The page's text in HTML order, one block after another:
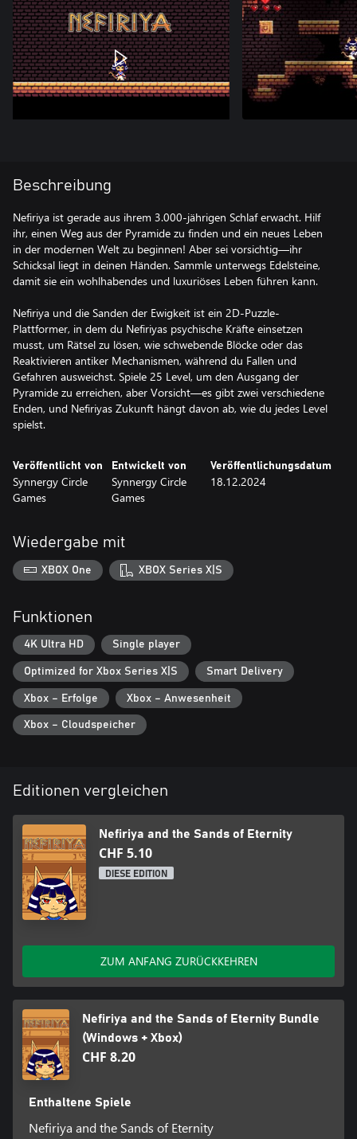
Beschreibung
Nefiriya ist gerade aus ihrem 3.000-jährigen Schlaf erwacht. Hilf
ihr, einen Weg aus der Pyramide zu finden und ein neues Leben
in der modernen Welt zu beginnen! Aber sei vorsichtig—ihr
Schicksal liegt in deinen Händen. Sammle unterwegs Edelsteine,
damit sie ein wohlhabendes und luxuriöses Leben führen kann.
Nefiriya und die Sanden der Ewigkeit ist ein 2D-Puzzle-
Plattformer, in dem du Nefiriyas psychische Kräfte einsetzen
musst, um Rätsel zu lösen, wie schwebende Blöcke oder das
Reaktivieren antiker Mechanismen, während du Fallen und
Gefahren ausweichst. Spiele 25 Level, um den Ausgang der
Pyramide zu erreichen, aber Vorsicht—es gibt zwei verschiedene
Enden, und Nefiriyas Zukunft hängt davon ab, wie du jedes Level
spielst.
Veröffentlicht von
Synnergy Circle
Games
Entwickelt von
Synnergy Circle
Games
Veröffentlichungsdatum
18.12.2024
Wiedergabe mit
XBOX One XBOX Series X|S
Funktionen
4K Ultra HD Single player
Optimized for Xbox Series X|S Smart Delivery
Xbox – Erfolge Xbox – Anwesenheit
Xbox – Cloudspeicher
Editionen vergleichen
Nefiriya and the Sands of Eternity
CHF 5.10
DIESE EDITION
ZUM ANFANG ZURÜCKKEHREN
Nefiriya and the Sands of Eternity Bundle
(Windows + Xbox)
CHF 8.20
Enthaltene Spiele
Nefiriya and the Sands of Eternity